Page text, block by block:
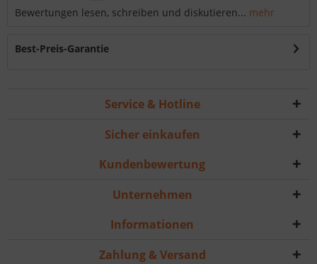
Bewertungen lesen, schreiben und diskutieren... mehr
Best-Preis-Garantie
Service & Hotline
Sicher einkaufen
Kundenbewertung
Unternehmen
Informationen
Zahlung & Versand